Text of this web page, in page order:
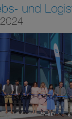
und